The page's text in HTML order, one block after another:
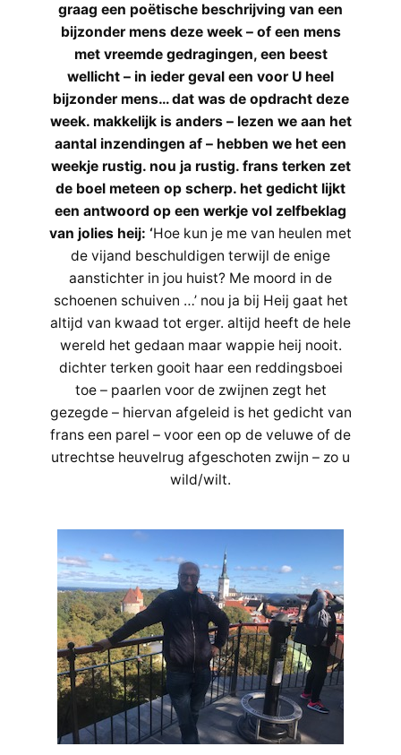
graag een poëtische beschrijving van een
bijzonder mens deze week – of een mens
met vreemde gedragingen, een beest
wellicht – in ieder geval een voor U heel
bijzonder mens… dat was de opdracht deze
week. makkelijk is anders – lezen we aan het
aantal inzendingen af – hebben we het een
weekje rustig. nou ja rustig. frans terken zet
de boel meteen op scherp. het gedicht lijkt
een antwoord op een werkje vol zelfbeklag
van jolies heij: ‘Hoe kun je me van heulen met
de vijand beschuldigen terwijl de enige
aanstichter in jou huist? Me moord in de
schoenen schuiven …’ nou ja bij Heij gaat het
altijd van kwaad tot erger. altijd heeft de hele
wereld het gedaan maar wappie heij nooit.
dichter terken gooit haar een reddingsboei
toe – paarlen voor de zwijnen zegt het
gezegde – hiervan afgeleid is het gedicht van
frans een parel – voor een op de veluwe of de
utrechtse heuvelrug afgeschoten zwijn – zo u
wild/wilt.